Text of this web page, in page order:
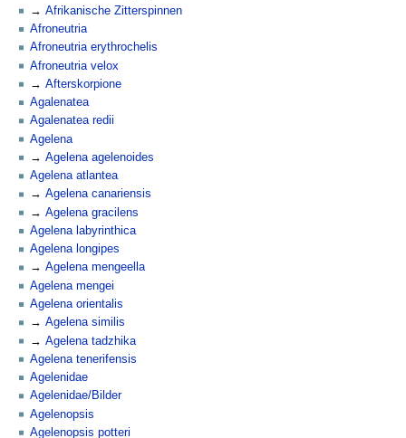
Afrikanische Zitterspinnen
Afroneutria
Afroneutria erythrochelis
Afroneutria velox
Afterskorpione
Agalenatea
Agalenatea redii
Agelena
Agelena agelenoides
Agelena atlantea
Agelena canariensis
Agelena gracilens
Agelena labyrinthica
Agelena longipes
Agelena mengeella
Agelena mengei
Agelena orientalis
Agelena similis
Agelena tadzhika
Agelena tenerifensis
Agelenidae
Agelenidae/Bilder
Agelenopsis
Agelenopsis potteri